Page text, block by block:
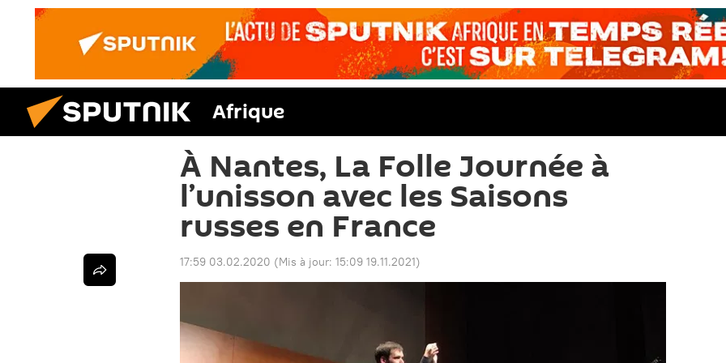
Afrique
À Nantes, La Folle Journée à
l’unisson avec les Saisons
russes en France
17:59 03.02.2020 (Mis à jour: 15:09 19.11.2021)